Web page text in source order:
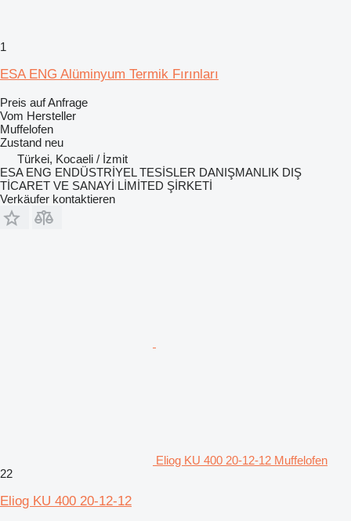
1
ESA ENG Alüminyum Termik Fırınları
Preis auf Anfrage
Vom Hersteller
Muffelofen
Zustand neu
Türkei, Kocaeli / İzmit
ESA ENG ENDÜSTRİYEL TESİSLER DANIŞMANLIK DIŞ
TİCARET VE SANAYİ LİMİTED ŞİRKETİ
Verkäufer kontaktieren
Eliog KU 400 20-12-12 Muffelofen
22
Eliog KU 400 20-12-12